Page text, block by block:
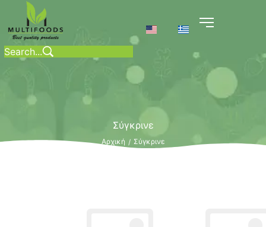
Σύγκρινε
Αρχική / Σύγκρινε